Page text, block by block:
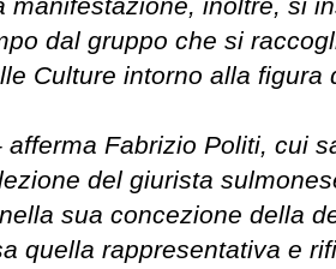
manifestazione, inoltre, si
dal gruppo che si
Culture intorno alla figura
afferma Fabrizio Politi, cui
del giurista
sua concezione della
quella rappresentativa e